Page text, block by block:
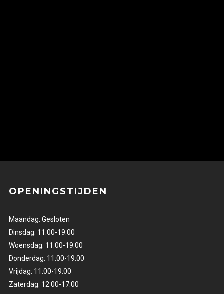
OPENINGSTIJDEN
Maandag: Gesloten
Dinsdag: 11:00-19:00
Woensdag: 11:00-19:00
Donderdag: 11:00-19:00
Vrijdag: 11:00-19:00
Zaterdag: 12:00-17:00